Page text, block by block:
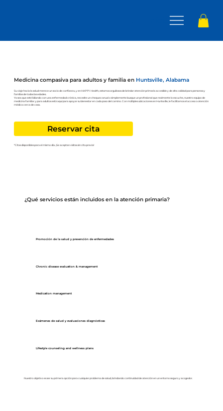
Iniciar sesión
Medicina compasiva para adultos y familia en Huntsville, Alabama
Su viaje hacia la salud merece un socio de confianza, y en HAPPI Health, estamos orgullosos de brindar atención primaria accesible y de alta calidad para personas y
familias de todas las edades.
Ya sea que esté lidiando con una enfermedad crónica, necesite un chequeo anual o simplemente busque un profesional que realmente lo escuche, nuestro equipo de
medicina familiar y para adultos está aquí para apoyar su bienestar en cada paso del camino. Con múltiples ubicaciones en Huntsville, le facilitamos el acceso a atención
médica cerca de casa.
Reservar cita
*Citas disponibles para el mismo día. ¡Se aceptan visitas sin cita previa!
¿Qué servicios están incluidos en la atención primaria?
Promoción de la salud y prevención de enfermedades
Chronic disease evaluation & management
Medication management
Exámenes de salud y evaluaciones diagnósticas
Lifestyle counseling and wellness plans
Nuestro objetivo es ser su primera opción para cualquier problema de salud, brindando continuidad de atención en un entorno seguro y acogedor.